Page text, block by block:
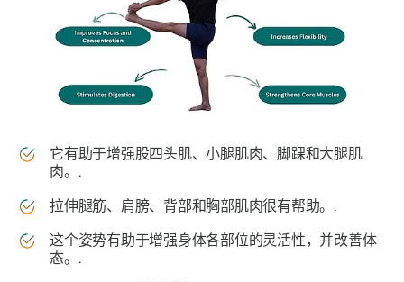
它有助于增强股四头肌、小腿肌肉、脚踝和大腿肌
肉。.
拉伸腿筋、肩膀、背部和胸部肌肉很有帮助。.
这个姿势有助于增强身体各部位的灵活性，并改善体
态。.